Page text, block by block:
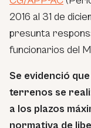
2016 al 31 de
presunta
funcionarios del
Se evidenció
terrenos se
a los plazos
normativa de